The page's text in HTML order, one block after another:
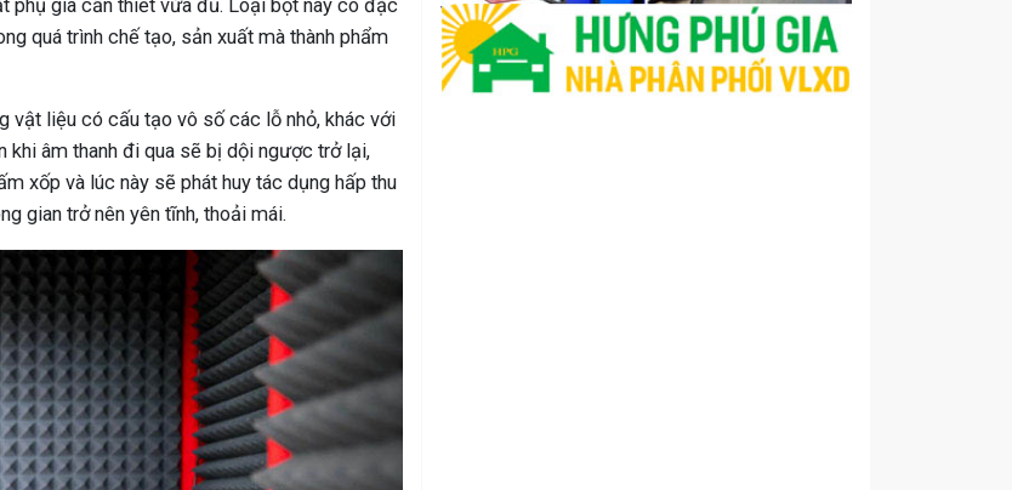
phụ gia cần thiết vừa đủ. Loại bọt này có đặc
quá trình chế tạo, sản xuất mà thành phẩm
vật liệu có cấu tạo vô số các lỗ nhỏ, khác với
âm thanh đi qua sẽ bị dội ngược trở lại,
xốp và lúc này sẽ phát huy tác dụng hấp thu
gian trở nên yên tĩnh, thoải mái.